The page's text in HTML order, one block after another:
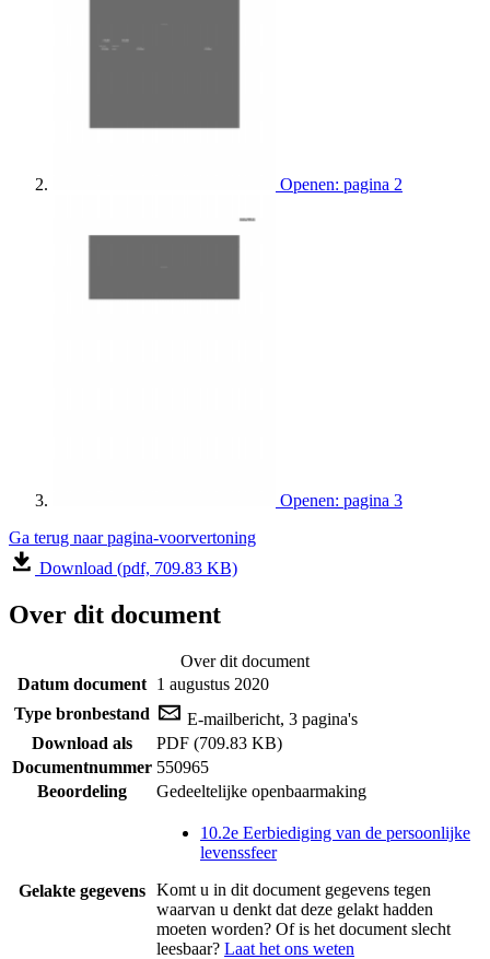
Openen: pagina 2
Openen: pagina 3
Ga terug naar pagina-voorvertoning
Download (pdf, 709.83 KB)
Over dit document
Over dit document
Datum document 1 augustus 2020
Type bronbestand
E-mailbericht, 3 pagina's
Download als
PDF (709.83 KB)
Documentnummer 550965
Beoordeling
Gedeeltelijke openbaarmaking
Gelakte gegevens
10.2e Eerbiediging van de persoonlijke
levenssfeer
Komt u in dit document gegevens tegen
waarvan u denkt dat deze gelakt hadden
moeten worden? Of is het document slecht
leesbaar? Laat het ons weten